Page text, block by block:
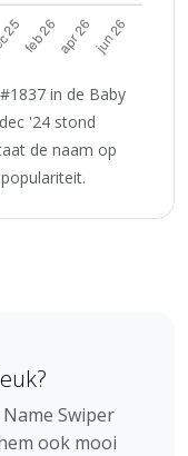
in de Baby
'24 stond
de naam op
Swiper
ook mooi